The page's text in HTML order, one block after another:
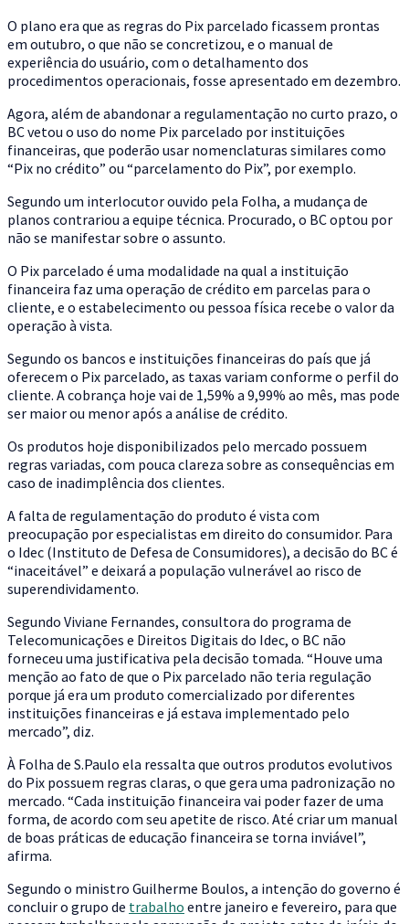
O plano era que as regras do Pix parcelado ficassem prontas
em outubro, o que não se concretizou, e o manual de
experiência do usuário, com o detalhamento dos
procedimentos operacionais, fosse apresentado em dezembro.
Agora, além de abandonar a regulamentação no curto prazo, o
BC vetou o uso do nome Pix parcelado por instituições
financeiras, que poderão usar nomenclaturas similares como
“Pix no crédito” ou “parcelamento do Pix”, por exemplo.
Segundo um interlocutor ouvido pela Folha, a mudança de
planos contrariou a equipe técnica. Procurado, o BC optou por
não se manifestar sobre o assunto.
O Pix parcelado é uma modalidade na qual a instituição
financeira faz uma operação de crédito em parcelas para o
cliente, e o estabelecimento ou pessoa física recebe o valor da
operação à vista.
Segundo os bancos e instituições financeiras do país que já
oferecem o Pix parcelado, as taxas variam conforme o perfil do
cliente. A cobrança hoje vai de 1,59% a 9,99% ao mês, mas pode
ser maior ou menor após a análise de crédito.
Os produtos hoje disponibilizados pelo mercado possuem
regras variadas, com pouca clareza sobre as consequências em
caso de inadimplência dos clientes.
A falta de regulamentação do produto é vista com
preocupação por especialistas em direito do consumidor. Para
o Idec (Instituto de Defesa de Consumidores), a decisão do BC é
“inaceitável” e deixará a população vulnerável ao risco de
superendividamento.
Segundo Viviane Fernandes, consultora do programa de
Telecomunicações e Direitos Digitais do Idec, o BC não
forneceu uma justificativa pela decisão tomada. “Houve uma
menção ao fato de que o Pix parcelado não teria regulação
porque já era um produto comercializado por diferentes
instituições financeiras e já estava implementado pelo
mercado”, diz.
À Folha de S.Paulo ela ressalta que outros produtos evolutivos
do Pix possuem regras claras, o que gera uma padronização no
mercado. “Cada instituição financeira vai poder fazer de uma
forma, de acordo com seu apetite de risco. Até criar um manual
de boas práticas de educação financeira se torna inviável”,
afirma.
Segundo o ministro Guilherme Boulos, a intenção do governo é
concluir o grupo de trabalho entre janeiro e fevereiro, para que